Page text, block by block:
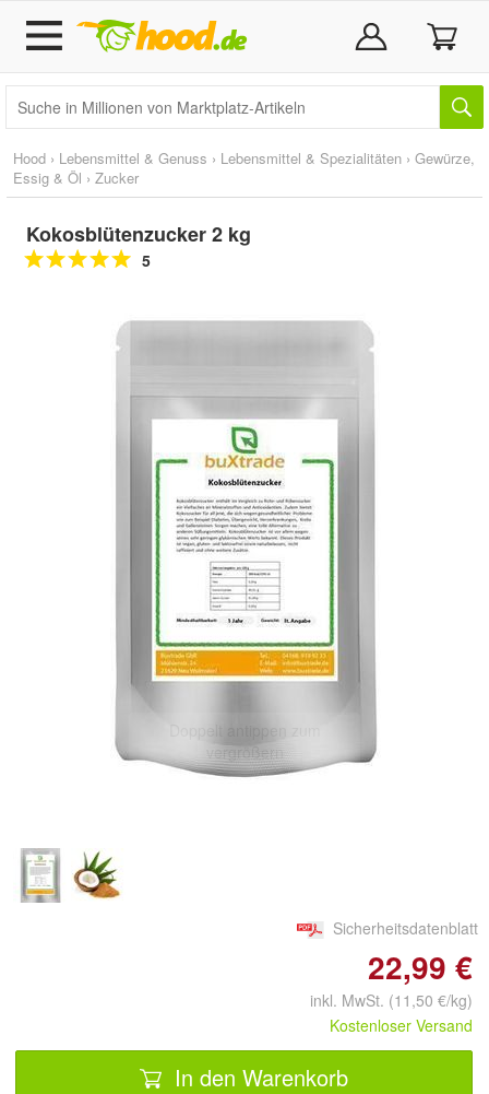
Hood › Lebensmittel & Genuss › Lebensmittel & Spezialitäten › Gewürze,
Essig & Öl › Zucker
Kokosblütenzucker 2 kg
5
Doppelt antippen zum
vergrößern
Sicherheitsdatenblatt
22,99 €
inkl. MwSt. (11,50 €/kg)
Kostenloser Versand
In den Warenkorb